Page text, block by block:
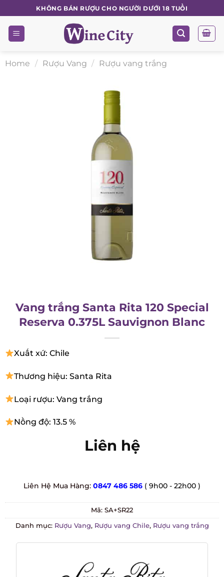
to
content
KHÔNG BÁN RƯỢU CHO NGƯỜI DƯỚI 18 TUỔI
Home / Rượu Vang / Rượu vang trắng
Vang trắng Santa Rita 120 Special
Reserva 0.375L Sauvignon Blanc
Xuất xứ: Chile
Thương hiệu: Santa Rita
Loại rượu: Vang trắng
Nồng độ: 13.5 %
Liên hệ
Liên Hệ Mua Hàng:0847 486 586 ( 9h00 - 22h00 )
Mã:SA+SR22
Danh mục:Rượu Vang,Rượu vang Chile,Rượu vang trắng